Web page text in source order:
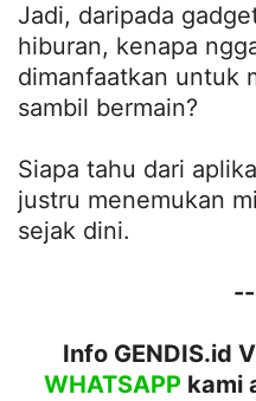
Jadi, daripada
hiburan, kenapa
dimanfaatkan untuk
sambil bermain?
Siapa tahu dari
justru menemukan
sejak dini.
Info GENDIS.id
WHATSAPPkami